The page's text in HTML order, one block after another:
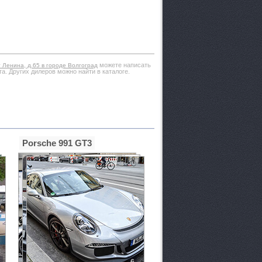
д.65 в городе Волгоград можете написать
Других дилеров можно найти в каталоге.
Porsche 991 GT3